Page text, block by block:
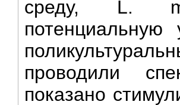
среду, L.
проводили
показано